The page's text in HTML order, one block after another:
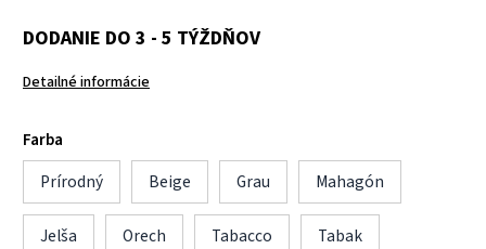
DODANIE DO 3 - 5 TÝŽDŇOV
Detailné informácie
Farba
Prírodný
Beige Grau Mahagón
Jelša Orech Tabacco Tabak